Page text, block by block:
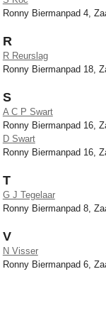
Ronny Biermanpad 4,
R
R Reurslag
Ronny Biermanpad 18,
S
A C P Swart
Ronny Biermanpad 16,
D Swart
Ronny Biermanpad 16,
T
G J Tegelaar
Ronny Biermanpad 8,
V
N Visser
Ronny Biermanpad 6,